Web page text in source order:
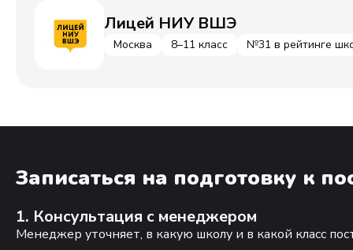
Лицей НИУ ВШЭ
Москва 8–11 класс №31 в рейтинге
Записаться на подготовку к
1. Консультация с менеджером
Менеджер уточняет, в какую школу и в какой класс